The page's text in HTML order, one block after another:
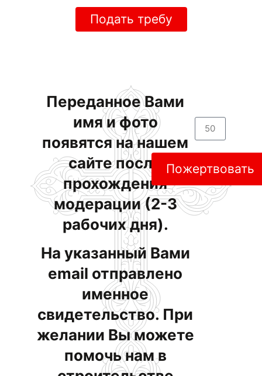
Подать требу
Переданное Вами
имя и фото
появятся на нашем
сайте после
прохождения
модерации (2-3
рабочих дня).
На указанный Вами
email отправлено
именное
свидетельство. При
желании Вы можете
помочь нам в
Пожертвовать